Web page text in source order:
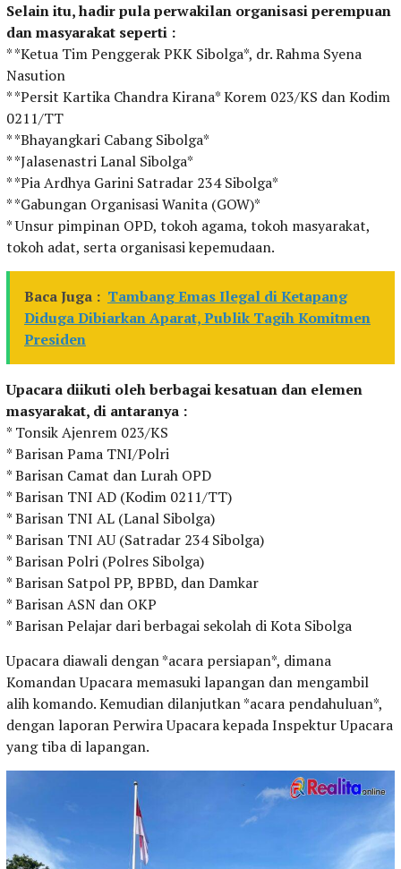
Selain itu, hadir pula perwakilan organisasi perempuan
dan masyarakat seperti :
* *Ketua Tim Penggerak PKK Sibolga*, dr. Rahma Syena
Nasution
* *Persit Kartika Chandra Kirana* Korem 023/KS dan Kodim
0211/TT
* *Bhayangkari Cabang Sibolga*
* *Jalasenastri Lanal Sibolga*
* *Pia Ardhya Garini Satradar 234 Sibolga*
* *Gabungan Organisasi Wanita (GOW)*
* Unsur pimpinan OPD, tokoh agama, tokoh masyarakat,
tokoh adat, serta organisasi kepemudaan.
Baca Juga : Tambang Emas Ilegal di Ketapang
Diduga Dibiarkan Aparat, Publik Tagih Komitmen
Presiden
Upacara diikuti oleh berbagai kesatuan dan elemen
masyarakat, di antaranya :
* Tonsik Ajenrem 023/KS
* Barisan Pama TNI/Polri
* Barisan Camat dan Lurah OPD
* Barisan TNI AD (Kodim 0211/TT)
* Barisan TNI AL (Lanal Sibolga)
* Barisan TNI AU (Satradar 234 Sibolga)
* Barisan Polri (Polres Sibolga)
* Barisan Satpol PP, BPBD, dan Damkar
* Barisan ASN dan OKP
* Barisan Pelajar dari berbagai sekolah di Kota Sibolga
Upacara diawali dengan *acara persiapan*, dimana
Komandan Upacara memasuki lapangan dan mengambil
alih komando. Kemudian dilanjutkan *acara pendahuluan*,
dengan laporan Perwira Upacara kepada Inspektur Upacara
yang tiba di lapangan.